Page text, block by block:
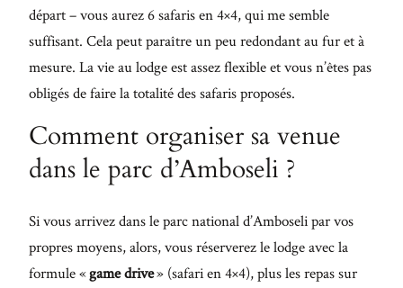
départ – vous aurez 6 safaris en 4×4, qui me semble
suffisant. Cela peut paraître un peu redondant au fur et à
mesure. La vie au lodge est assez flexible et vous n’êtes pas
obligés de faire la totalité des safaris proposés.
Comment organiser sa venue
dans le parc d’Amboseli ?
Si vous arrivez dans le parc national d’Amboseli par vos
propres moyens, alors, vous réserverez le lodge avec la
formule «game drive» (safari en 4×4), plus les repas sur